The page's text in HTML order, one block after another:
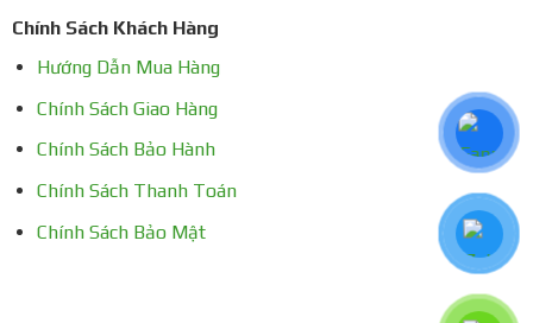
Chính Sách Khách Hàng
Hướng Dẫn Mua Hàng
Chính Sách Giao Hàng
Chính Sách Bảo Hành
Chính Sách Thanh Toán
Chính Sách Bảo Mật